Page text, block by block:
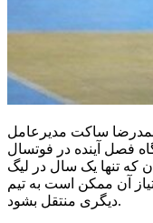
ساکت مدیرعامل
فصل آینده در فوتسال
که تنها یک سال در لیگ
آن ممکن است به تیم
دیگری منتقل بشود.